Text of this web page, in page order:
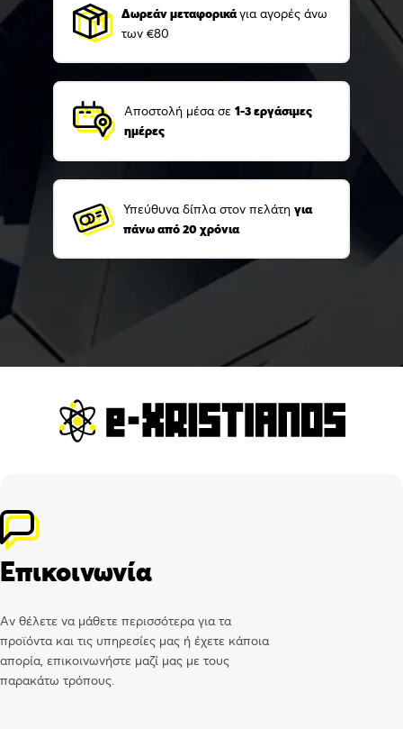
Δωρεάν μεταφορικάγια αγορές άνω
των €80
Αποστολή μέσα σε 1-3 εργάσιμες
ημέρες
Υπεύθυνα δίπλα στον πελάτη για
πάνω από 20 χρόνια
Επικοινωνία
Αν θέλετε να μάθετε περισσότερα για τα
προϊόντα και τις υπηρεσίες μας ή έχετε κάποια
απορία, επικοινωνήστε μαζί μας με τους
παρακάτω τρόπους.